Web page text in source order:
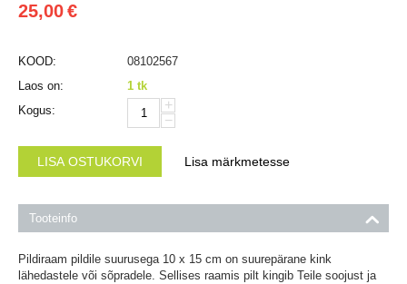
25,00€
KOOD:
08102567
Laos on:
1 tk
Kogus:
+
−
LISA OSTUKORVI Lisa märkmetesse
Tooteinfo
Pildiraam pildile suurusega 10 х 15 cm on suurepärane kink
lähedastele või sõpradele. Sellises raamis pilt kingib Teile soojust ja